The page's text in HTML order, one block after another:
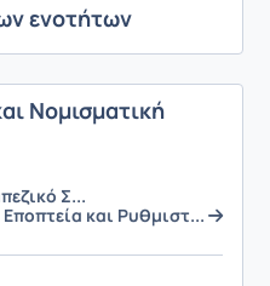
ενοτήτων
Νομισματική
Σ...
και Ρυθμιστ...